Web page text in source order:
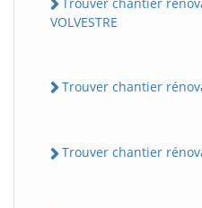
VOLVESTRE
Trouver chantier
Trouver chantier